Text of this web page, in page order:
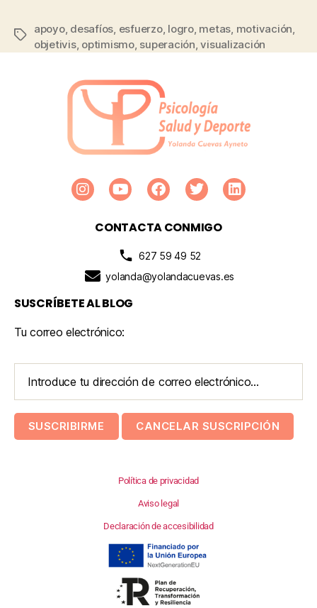
apoyo, desafíos, esfuerzo, logro, metas, motivación,
objetivis, optimismo, superación,visualización
CONTACTA CONMIGO
627 59 49 52
yolanda@yolandacuevas.es
SUSCRÍBETE AL BLOG
Tu correo electrónico:
Política de privacidad
Aviso legal
Declaración de accesibilidad